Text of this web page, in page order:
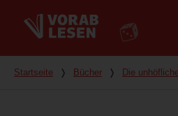
Du bist hier
Startseite ❭ Bücher ❭ Die